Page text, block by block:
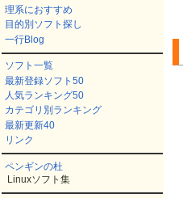
理系におすすめ
目的別ソフト探し
一行Blog
ソフト一覧
最新登録ソフト50
人気ランキング50
カテゴリ別ランキング
最新更新40
リンク
ペンギンの杜
Linuxソフト集